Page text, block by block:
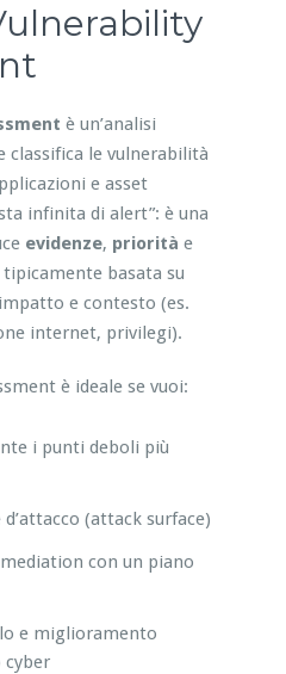
è un’analisi
classifica le vulnerabilità
e asset
infinita di alert”: è una
evidenze, priorità e
tipicamente basata su
e contesto (es.
internet, privilegi).
è ideale se vuoi:
i punti deboli più
(attack surface)
con un piano
e miglioramento